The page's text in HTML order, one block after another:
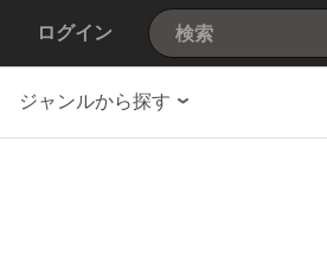
ログイン
ジャンルから探す